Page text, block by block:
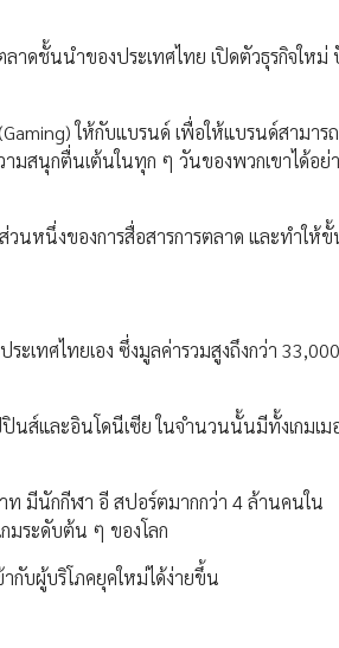
ลาดชั้นนำของประเทศไทย เปิดตัวธุรกิจให
ให้กับแบรนด์ เพื่อให้แบรนด์สามารถ
มสนุกตื่นเต้นในทุก ๆ วันของพวกเขาได้อย่
วนหนึ่งของการสื่อสารการตลาด และทำให้
ะเทศไทยเอง ซึ่งมูลค่ารวมสูงถึงกว่า
นส์และอินโดนีเซีย ในจำนวนนั้นมีทั้งเกมเม
ท มีนักกีฬา อี สปอร์ตมากกว่า 4 ล้านคนใน
มระดับต้น ๆ ของโลก
กับผู้บริโภคยุคใหม่ได้ง่ายขึ้น